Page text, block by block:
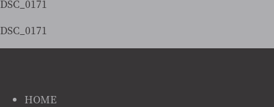
DSC_0171
DSC_0171
HOME